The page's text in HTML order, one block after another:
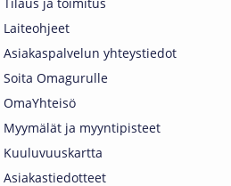
Tilaus ja toimitus
Laiteohjeet
Asiakaspalvelun yhteystiedot
Soita Omagurulle
OmaYhteisö
Myymälät ja myyntipisteet
Kuuluvuuskartta
Asiakastiedotteet